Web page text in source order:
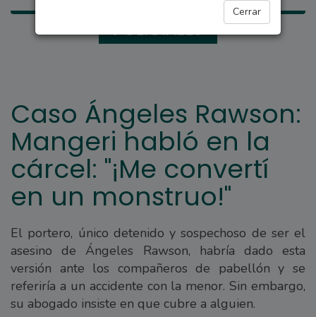
Cerrar
POLICIALES
Caso Ángeles Rawson:
Mangeri habló en la
cárcel: "¡Me convertí
en un monstruo!"
El portero, único detenido y sospechoso de ser el
asesino de Ángeles Rawson, habría dado esta
versión ante los compañeros de pabellón y se
referiría a un accidente con la menor. Sin embargo,
su abogado insiste en que cubre a alguien.